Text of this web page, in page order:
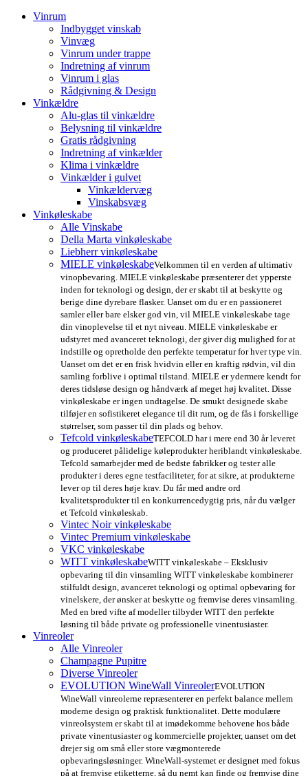
Vinrum
Indbygget vinskab
Vinvæg
Vinrum under trappe
Indretning af vinrum
Vinrum i glas
Rådgivning & Design
Vinkældre
Alu-glas til vinkældre
Belysning til vinkældre
Gratis rådgivning
Indretning af vinkælder
Klima i vinkældre
Vinkælder i gulvet
Vinkældervæg
Vinskabsvæg
Vinkøleskabe
Alle Vinskabe
Della Marta vinkøleskabe
Liebherr vinkøleskabe
MIELE vinkøleskabeVelkommen til en verden af ultimativ
vinopbevaring. MIELE vinkøleskabe præsenterer det ypperste
inden for teknologi og design, der er skabt til at beskytte og
berige dine dyrebare flasker. Uanset om du er en passioneret
samler eller bare elsker god vin, vil MIELE vinkøleskabe tage
din vinoplevelse til et nyt niveau. MIELE vinkøleskabe er
udstyret med avanceret teknologi, der giver dig mulighed for at
indstille og opretholde den perfekte temperatur for hver type vin.
Uanset om det er en frisk hvidvin eller en kraftig rødvin, vil din
samling forblive i optimal tilstand. MIELE er ydermere kendt for
deres tidsløse design og håndværk af meget høj kvalitet. Disse
vinkøleskabe er ingen undtagelse. De smukt designede skabe
tilføjer en sofistikeret elegance til dit rum, og de fås i forskellige
størrelser, som passer til din plads og behov.
Tefcold vinkøleskabeTEFCOLD har i mere end 30 år leveret
og produceret pålidelige køleprodukter heriblandt vinkøleskabe.
Tefcold samarbejder med de bedste fabrikker og tester alle
produkter i deres egne testfaciliteter, for at sikre, at produkterne
lever op til deres høje krav. Du får med andre ord
kvalitetsprodukter til en konkurrencedygtig pris, når du vælger
et Tefcold vinkøleskab.
Vintec Noir vinkøleskabe
Vintec Premium vinkøleskabe
VKC vinkøleskabe
WITT vinkøleskabeWITT vinkøleskabe – Eksklusiv
opbevaring til din vinsamling WITT vinkøleskabe kombinerer
stilfuldt design, avanceret teknologi og optimal opbevaring for
vinelskere, der ønsker at beskytte og fremvise deres vinsamling.
Med en bred vifte af modeller tilbyder WITT den perfekte
løsning til både private og professionelle vinentusiaster.
Vinreoler
Alle Vinreoler
Champagne Pupitre
Diverse Vinreoler
EVOLUTION WineWall VinreolerEVOLUTION
WineWall vinreolerne repræsenterer en perfekt balance mellem
moderne design og praktisk funktionalitet. Dette modulære
vinreolsystem er skabt til at imødekomme behovene hos både
private vinentusiaster og kommercielle projekter, uanset om det
drejer sig om små eller store vægmonterede
opbevaringsløsninger. WineWall-systemet er designet med fokus
på at fremvise etiketterne, så du nemt kan finde og fremvise dine